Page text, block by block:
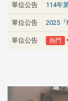
單位公告 114年
單位公告 2025
單位公告 熱門